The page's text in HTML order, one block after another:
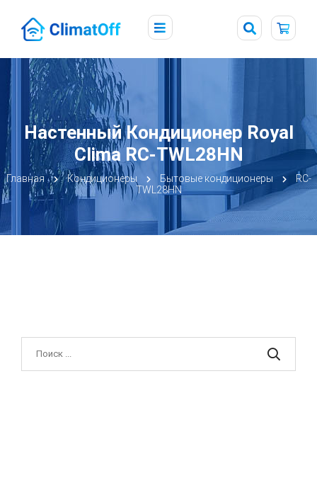
Настенный Кондиционер Royal
Clima RC-TWL28HN
Главная Кондиционеры Бытовые кондиционеры
RC-
TWL28HN